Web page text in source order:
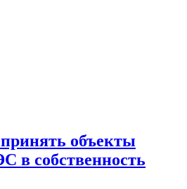
объекты
в собственность